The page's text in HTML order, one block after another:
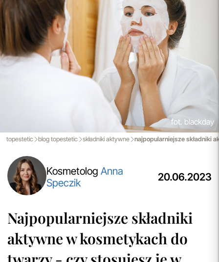
Spersonalizowane Próbki
Do wielu zamówień dołączamy starannie dobrane próbki
kosmetyków, dopasowane do indywidualnych potrzeb
pielęgnacyjnych. To nasz sposób, by umożliwić Ci
odkrywanie nowych produktów i doświadczanie
pielęgnacji w najlepszym wydaniu — świadomie, z troską o
Ciebie i Twoją skórę.
Zmiany obowiązują od 27.04.2026.
Korzystanie ze Sklepu Internetowego lub Konta po tym
terminie oznacza akceptację wprowadzonych zmian.
przeczytaj więcej
fot. blackday
topestetic blog topestetic składniki aktywne najpopularniejsze składniki
Kosmetolog Anna
Speczik
20.06.2023
Najpopularniejsze składniki
aktywne w kosmetykach do